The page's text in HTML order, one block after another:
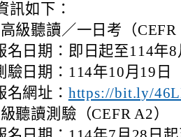
訊如下：
級聽讀／一日考（CEFR
名日期：即日起至114年8
驗日期：114年10月19日
名網址： https://bit.ly/
聽讀測驗（CEFR A2）